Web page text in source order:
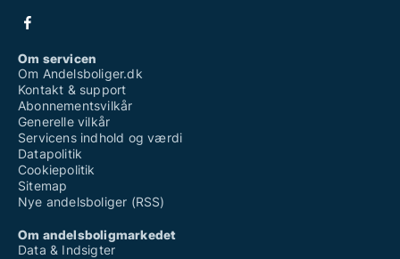
Om servicen
Om Andelsboliger.dk
Kontakt & support
Abonnementsvilkår
Generelle vilkår
Servicens indhold og værdi
Datapolitik
Cookiepolitik
Sitemap
Nye andelsboliger (RSS)
Om andelsboligmarkedet
Data & Indsigter